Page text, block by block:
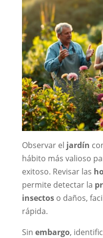
Observar el jardín
hábito más valioso
exitoso. Revisar las
permite detectar la
insectoso daños,
rápida.
Sin embargo,